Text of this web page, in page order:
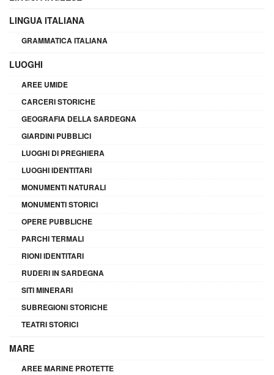
LINGUA ITALIANA
GRAMMATICA ITALIANA
LUOGHI
AREE UMIDE
CARCERI STORICHE
GEOGRAFIA DELLA SARDEGNA
GIARDINI PUBBLICI
LUOGHI DI PREGHIERA
LUOGHI IDENTITARI
MONUMENTI NATURALI
MONUMENTI STORICI
OPERE PUBBLICHE
PARCHI TERMALI
RIONI IDENTITARI
RUDERI IN SARDEGNA
SITI MINERARI
SUBREGIONI STORICHE
TEATRI STORICI
MARE
AREE MARINE PROTETTE